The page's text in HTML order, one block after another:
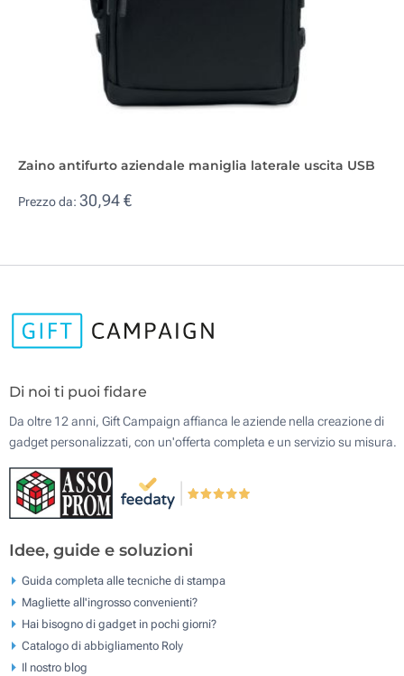
Zaino antifurto aziendale maniglia laterale uscita USB
Prezzo da: 30,94 €
Di noi ti puoi fidare
Da oltre 12 anni, Gift Campaign affianca le aziende nella creazione di
gadget personalizzati, con un'offerta completa e un servizio su misura.
Idee, guide e soluzioni
Guida completa alle tecniche di stampa
Magliette all'ingrosso convenienti?
Hai bisogno di gadget in pochi giorni?
Catalogo di abbigliamento Roly
Il nostro blog